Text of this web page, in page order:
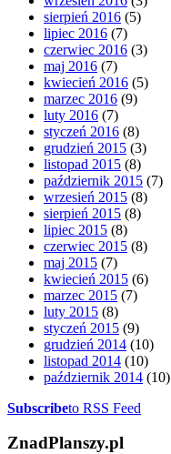
sierpień 2016 (5)
lipiec 2016 (7)
czerwiec 2016 (3)
maj 2016 (7)
kwiecień 2016 (5)
marzec 2016 (9)
luty 2016 (7)
styczeń 2016 (8)
grudzień 2015 (3)
listopad 2015 (8)
październik 2015 (7)
wrzesień 2015 (8)
sierpień 2015 (8)
lipiec 2015 (8)
czerwiec 2015 (8)
maj 2015 (7)
kwiecień 2015 (6)
marzec 2015 (7)
luty 2015 (8)
styczeń 2015 (9)
grudzień 2014 (10)
listopad 2014 (10)
październik 2014 (10)
Subscribeto RSS Feed
ZnadPlanszy.pl